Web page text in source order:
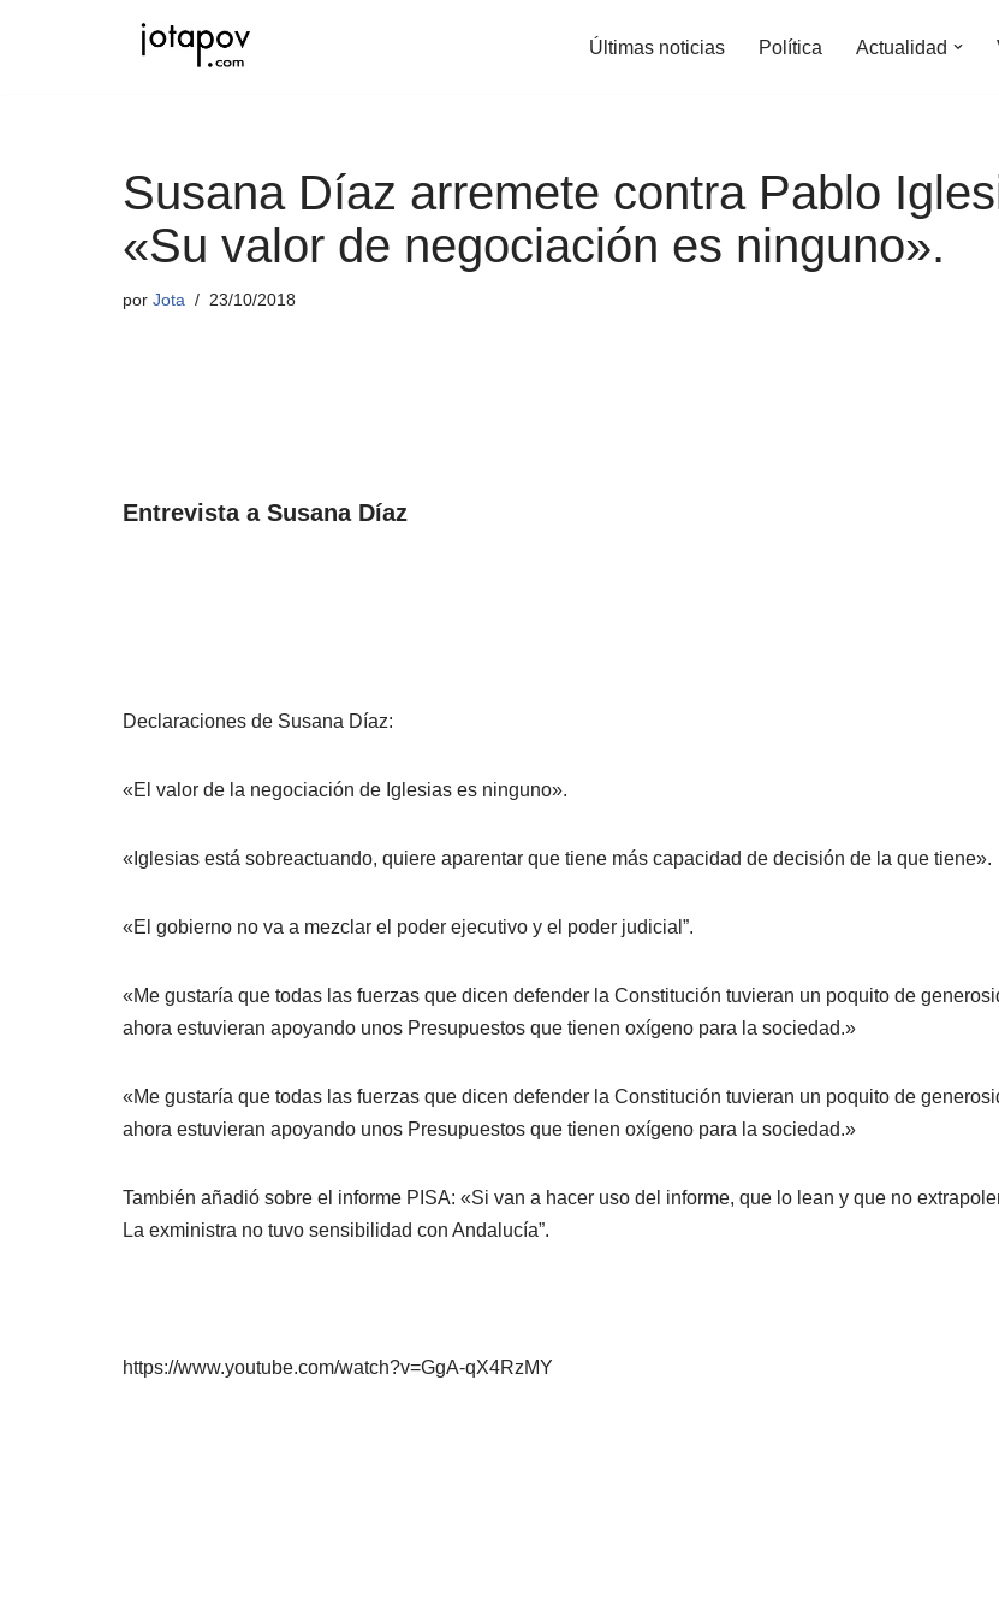
Últimas noticias Política Actualidad
Susana Díaz arremete contra Pablo
«Su valor de negociación es ninguno».
por Jota 23/10/2018
Entrevista a Susana Díaz
Declaraciones de Susana Díaz:
«El valor de la negociación de Iglesias es ninguno».
«Iglesias está sobreactuando, quiere aparentar que tiene más capacidad de decisión de la que tiene».
«El gobierno no va a mezclar el poder ejecutivo y el poder judicial”.
«Me gustaría que todas las fuerzas que dicen defender la Constitución tuvieran un poquito de
ahora estuvieran apoyando unos Presupuestos que tienen oxígeno para la sociedad.»
«Me gustaría que todas las fuerzas que dicen defender la Constitución tuvieran un poquito de
ahora estuvieran apoyando unos Presupuestos que tienen oxígeno para la sociedad.»
También añadió sobre el informe PISA: «Si van a hacer uso del informe, que lo lean y que no
La exministra no tuvo sensibilidad con Andalucía”.
https://www.youtube.com/watch?v=GgA-qX4RzMY